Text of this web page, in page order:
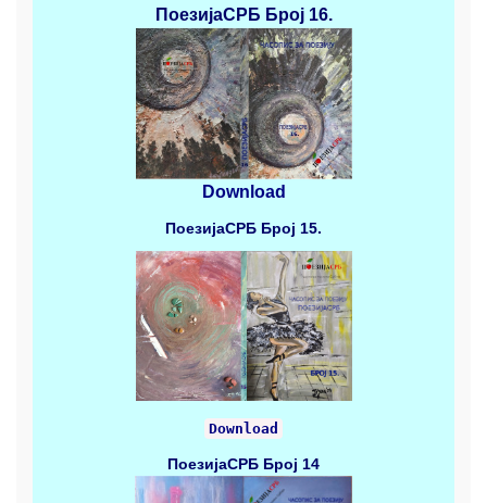
ПоезијаСРБ Број 16.
Download
ПоезијаСРБ Број 15.
Download
ПоезијаСРБ Број 14